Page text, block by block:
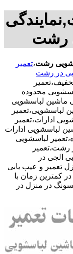
رشت
رشت،تعمیر
در رشت
صد تخفیف،تعمیر
محدوده
ماشین لباسشویی
لباسشویی،تعمیر
ادارات،تعمیر
لباسشویی ادارات
لباسشویی
الجی در
تعمیر و عیب یابی
کمترین زمان با
در منزل در